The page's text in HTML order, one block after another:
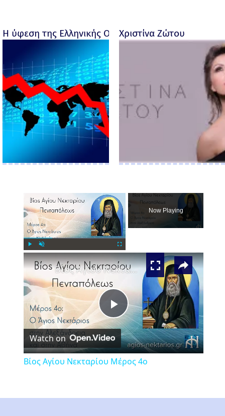
Η ύφεση της Ελληνικής Οικονομίας - Ροσέτος
Χριστίνα Ζώτου
Now Playing
×
Play
Video
Βίος Αγίου Νεκταρίου Μέρος 4ο
Watch on
Βίος Αγίου Νεκταρίου Μέρος 4ο